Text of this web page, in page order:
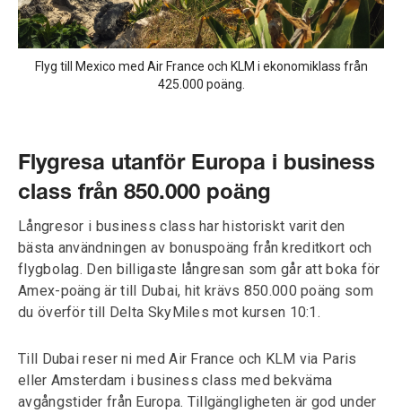
Flyg till Mexico med Air France och KLM i ekonomiklass från
425.000 poäng.
Flygresa utanför Europa i business
class från 850.000 poäng
Långresor i business class har historiskt varit den
bästa användningen av bonuspoäng från kreditkort och
flygbolag. Den billigaste långresan som går att boka för
Amex-poäng är till Dubai, hit krävs 850.000 poäng som
du överför till Delta SkyMiles mot kursen 10:1.
Till Dubai reser ni med Air France och KLM via Paris
eller Amsterdam i business class med bekväma
avgångstider från Europa. Tillgängligheten är god under